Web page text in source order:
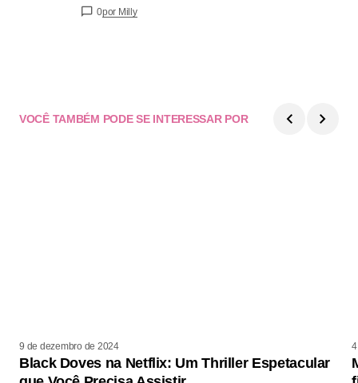
0por Milly
VOCÊ TAMBÉM PODE SE INTERESSAR POR
9 de dezembro de 2024
Black Doves na Netflix: Um Thriller Espetacular